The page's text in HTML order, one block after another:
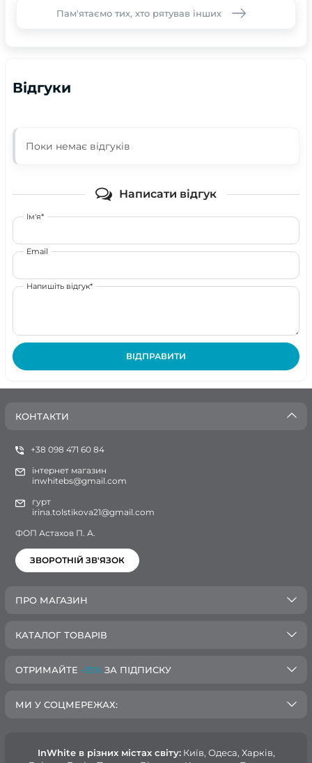
Пам'ятаємо тих, хто рятував інших
Відгуки
Поки немає відгуків
Написати відгук
Ім'я*
Email
Напишіть відгук*
ВІДПРАВИТИ
КОНТАКТИ
+38 098 471 60 84
інтернет магазин
inwhitebs@gmail.com
гурт
irina.tolstikova21@gmail.com
ФОП Астахов П. А.
ЗВОРОТНІЙ ЗВ'ЯЗОК
ПРО МАГАЗИН
КАТАЛОГ ТОВАРІВ
ОТРИМАЙТЕ -10% ЗА ПІДПИСКУ
МИ У СОЦМЕРЕЖАХ:
InWhite в різних містах світу:Київ, Одеса, Харків,